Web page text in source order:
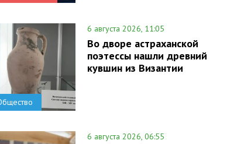
6 августа 2026, 11:05
Во дворе астраханской
поэтессы нашли древний
кувшин из Византии
6 августа 2026, 06:55